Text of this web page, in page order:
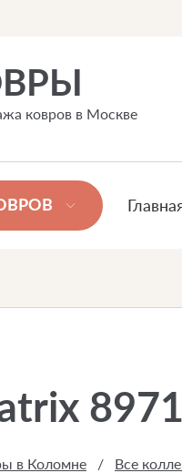
ковров в Москве
в Коломне / Все